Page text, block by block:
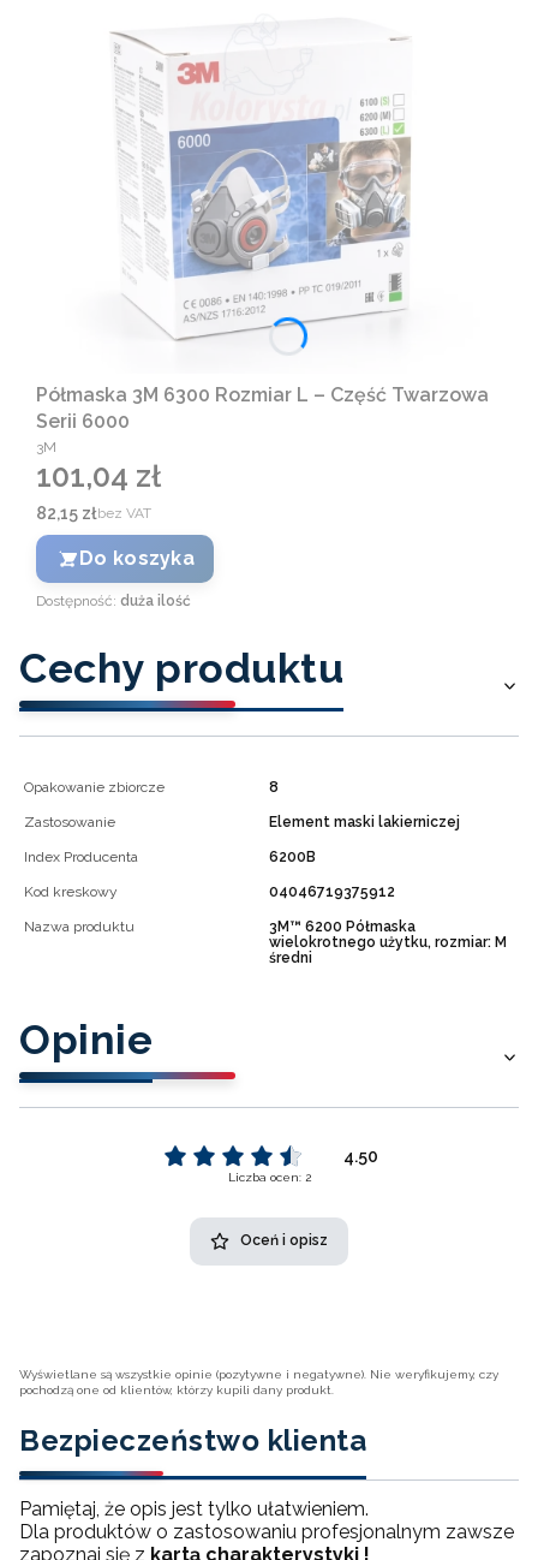
Półmaska 3M 6300 Rozmiar L – Część Twarzowa
Serii 6000
PRODUCENT
3M
Cena
101,04 zł
Cena
82,15 złbez VAT
Do koszyka
Dostępność: duża ilość
Cechy produktu
Opakowanie zbiorcze 8
Zastosowanie Element maski lakierniczej
Index Producenta 6200B
Kod kreskowy 04046719375912
Nazwa produktu
3M™ 6200 Półmaska
wielokrotnego użytku, rozmiar: M
średni
Opinie
4.50
Liczba ocen: 2
Oceń i opisz
Wyświetlane są wszystkie opinie (pozytywne i negatywne). Nie weryfikujemy, czy
pochodzą one od klientów, którzy kupili dany produkt.
Bezpieczeństwo klienta
Pamiętaj, że opis jest tylko ułatwieniem.
Dla produktów o zastosowaniu profesjonalnym zawsze
zapoznaj się z kartą charakterystyki !